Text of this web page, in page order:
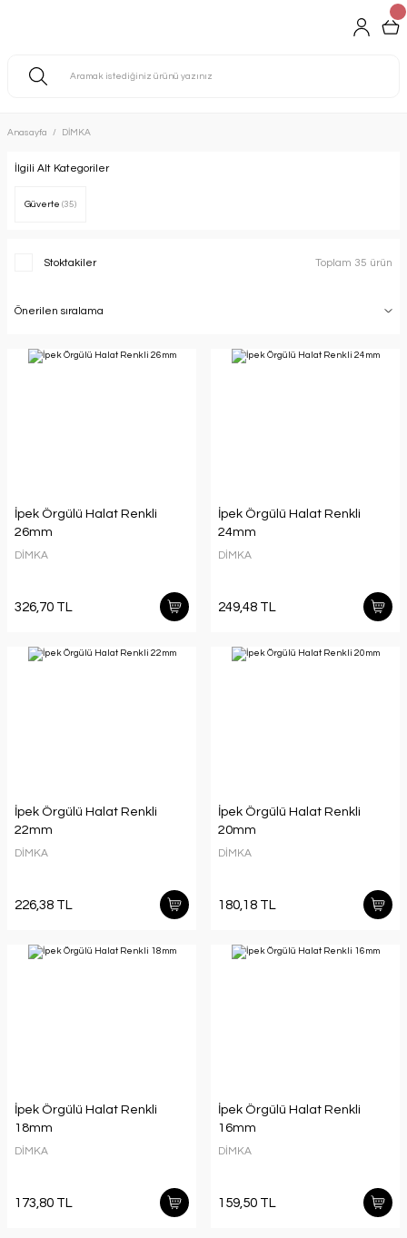
Anasayfa DİMKA
İlgili Alt Kategoriler
Güverte (35)
Stoktakiler Toplam 35 ürün
İpek Örgülü Halat Renkli
26mm
DİMKA
326,70 TL
İpek Örgülü Halat Renkli
24mm
DİMKA
249,48 TL
İpek Örgülü Halat Renkli
22mm
DİMKA
226,38 TL
İpek Örgülü Halat Renkli
20mm
DİMKA
180,18 TL
İpek Örgülü Halat Renkli
18mm
DİMKA
173,80 TL
İpek Örgülü Halat Renkli
16mm
DİMKA
159,50 TL